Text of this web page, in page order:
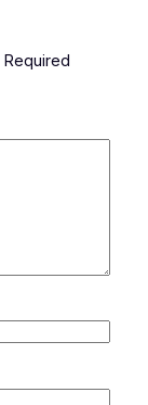
Required